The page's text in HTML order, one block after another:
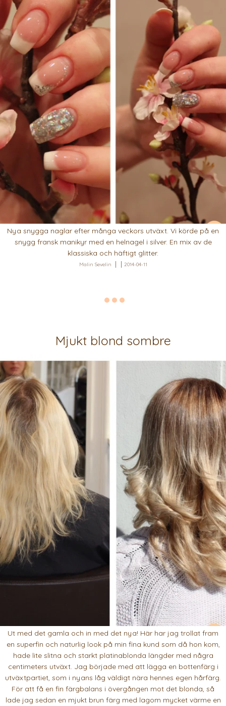
Nya snygga naglar efter många veckors utväxt. Vi körde på en
snygg fransk manikyr med en helnagel i silver. En mix av de
klassiska och häftigt glitter.
Malin Sevelin 2014-04-11
Mjukt blond sombre
Ut med det gamla och in med det nya! Här har jag trollat fram
en superfin och naturlig look på min fina kund som då hon kom,
hade lite slitna och starkt platinablonda längder med några
centimeters utväxt. Jag började med att lägga en bottenfärg i
utväxtpartiet, som i nyans låg väldigt nära hennes egen hårfärg.
För att få en fin färgbalans i övergången mot det blonda, så
lade jag sedan en mjukt brun färg med lagom mycket värme en